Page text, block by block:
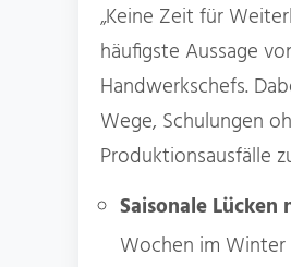
„Keine Zeit für
häufigste Aussage
Handwerkschefs.
Wege, Schulungen
Produktionsausfälle
Saisonale Lücken
Wochen im